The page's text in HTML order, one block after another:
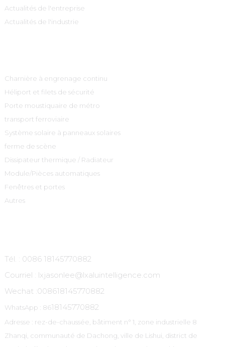
Actualités de l'entreprise
Actualités de l'industrie
Charnière à engrenage continu
Héliport et filets de sécurité
Porte moustiquaire de métro
transport ferroviaire
Système solaire à panneaux solaires
ferme de scène
Dissipateur thermique / Radiateur
Module/Pièces automatiques
Fenêtres et portes
Autres
Tél. : 0086 18145770882
Courriel : lxjasonlee@lxaluintelligence.com
Wechat :008618145770882
WhatsApp : 8618145770882
Adresse : rez-de-chaussée, bâtiment n° 1, zone industrielle 8
Zhanqi, communauté de Dachong, ville de Lishui, district de